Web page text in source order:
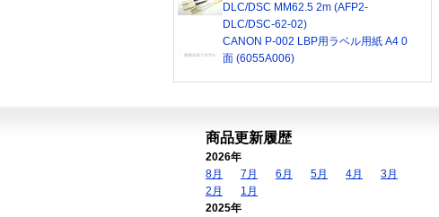
DLC/DSC MM62.5 2m (AFP2-
DLC/DSC-62-02)
CANON P-002 LBP用ラベル用紙 A4 0
面 (6055A006)
商品更新履歴
2026年
8月
7月 6月 5月 4月
3月
2月
1月
2025年